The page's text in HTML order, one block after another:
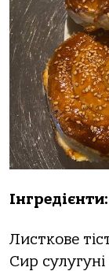
Інгредієнти:
Листкове
Сир